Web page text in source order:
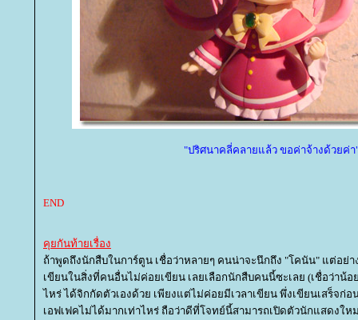
"ปริศนาคลี่คลายแล้ว ขอค่าจ้างด้วยค่า
END
คุยกันท้ายเรื่อง
ถ้าพูดถึงนักสืบในการ์ตูน เชื่อว่าหลายๆ คนน่าจะนึกถึง "โคนัน" แต่อย่า
เขียนในสิ่งที่คนอื่นไม่ค่อยเขียน เลยเลือกนักสืบคนนี้ซะเลย (เชื่อว่าน้
ไหร่ ได้จิกกัดตัวเองด้วย เพียงแต่ไม่ค่อยมีเวลาเขียน พึ่งเขียนเสร็จก่
เอฟเฟคไม่ได้มากเท่าไหร่ ถือว่าดีที่โจทย์นี้สามารถเปิดตัวนักแสดงให